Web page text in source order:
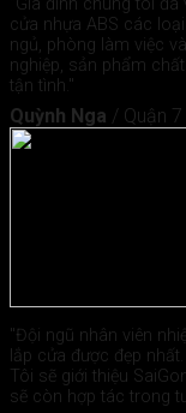
"Gia đình chúng tôi
cửa nhựa ABS các
ngủ, phòng làm việc
nghiệp, sản phẩm
tận tình."
Quỳnh Nga / Quận 7
"Đội ngũ nhân viên
lắp cửa được đẹp
Tôi sẽ giới thiệu
sẽ còn hợp tác trong